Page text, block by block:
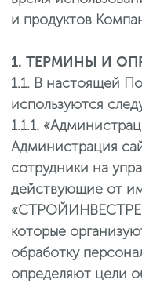
и продуктов
1. ТЕРМИНЫ И
1.1. В настоящей
используются
1.1.1.
Администрация
сотрудники на
действующие от
которые
обработку
определяют цели